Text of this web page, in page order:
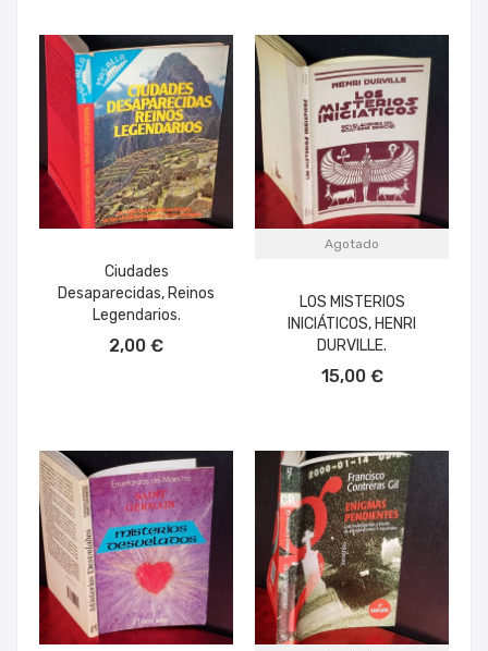
Ciudades
Desaparecidas, Reinos
Legendarios.
2,00 €
Agotado
LOS MISTERIOS
INICIÁTICOS, HENRI
DURVILLE.
15,00 €